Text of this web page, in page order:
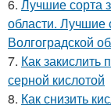
6. Лучшие сорта
области. Лучшие
Волгоградской
7. Как закислить
серной кислотой
8. Как снизить